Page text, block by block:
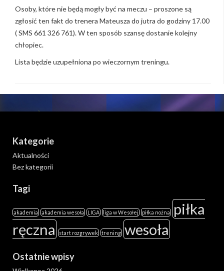
Osoby, które nie będą mogły być na meczu – proszone są
zgłosić ten fakt do trenera Mateusza do jutra do godziny 17.00
( SMS 661 326 761). W ten sposób szansę dostanie kolejny
chłopiec.
Lista będzie uzupełniona po wieczornym treningu.
Kategorie
Aktualności
Bez kategorii
Tagi
akademia akademia wesoła LIGA liga w Wesołej piłka nożna
piłka
ręczna
start rozgrywek trening wesoła
Ostatnie wpisy